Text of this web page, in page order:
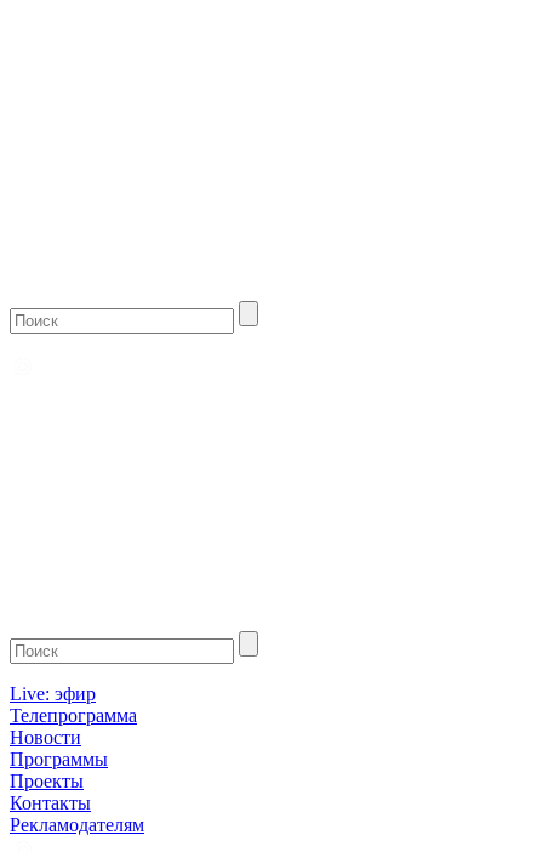
Live: эфир
Телепрограмма
Новости
Программы
Проекты
Контакты
Рекламодателям